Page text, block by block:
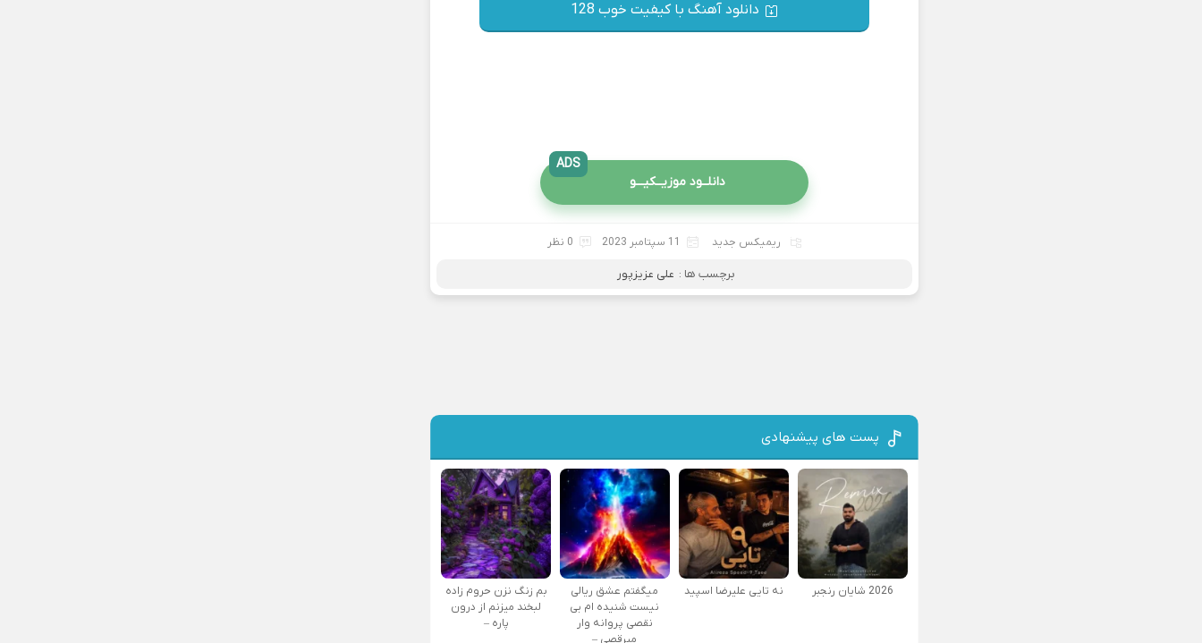
دانلود آهنگ با کیفیت خوب 128
دانلــود موزیــکیـــو
ADS
ریمیکس جدید 11 سپتامبر 2023 0 نظر
برچسب ها : علی عزیزپور
پست های پیشنهادی
2026 شایان رنجبر نه تایی علیرضا اسپید
میگفتم عشق ریالی
نیست شنیده ام بی
نقصی پروانه وار
میرقصی –
بم زنگ نزن حروم زاده
لبخند میزنم از درون
پاره –